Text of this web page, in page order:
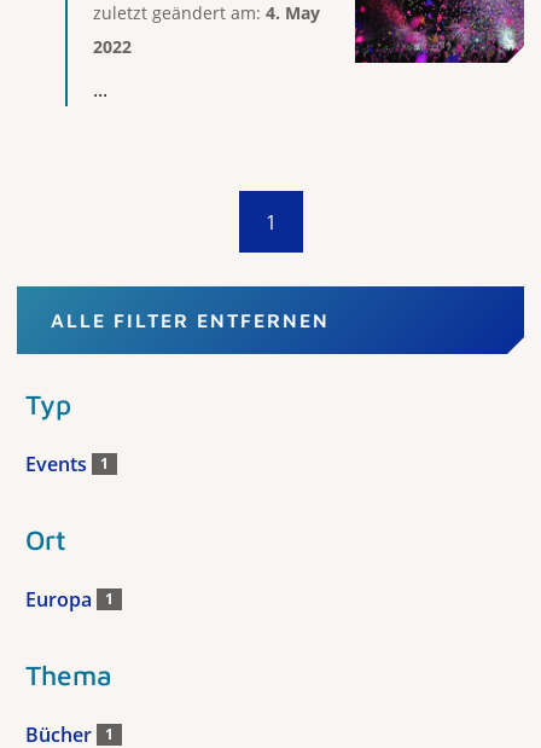
zuletzt geändert am: 4. May
2022
...
1
ALLE FILTER ENTFERNEN
Typ
Events 1
Ort
Europa 1
Thema
Bücher 1